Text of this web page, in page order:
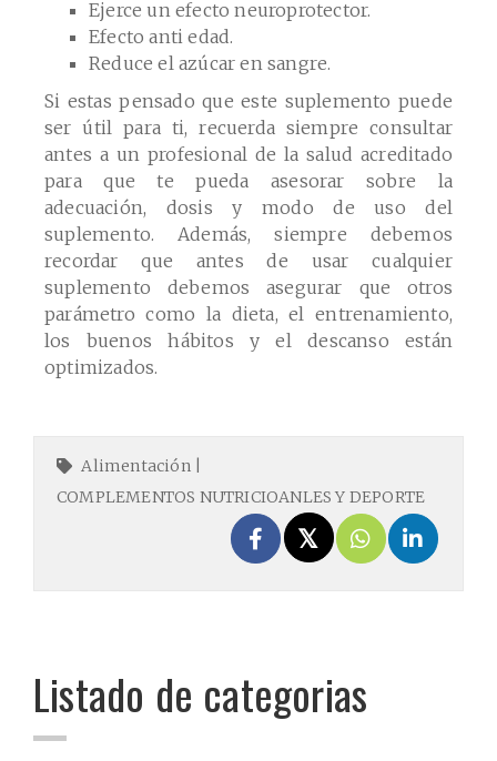
Ejerce un efecto neuroprotector.
Efecto anti edad.
Reduce el azúcar en sangre.
Si estas pensado que este suplemento puede
ser útil para ti, recuerda siempre consultar
antes a un profesional de la salud acreditado
para que te pueda asesorar sobre la
adecuación, dosis y modo de uso del
suplemento. Además, siempre debemos
recordar que antes de usar cualquier
suplemento debemos asegurar que otros
parámetro como la dieta, el entrenamiento,
los buenos hábitos y el descanso están
optimizados.
Alimentación|
COMPLEMENTOS NUTRICIOANLES Y DEPORTE
Listado de categorias